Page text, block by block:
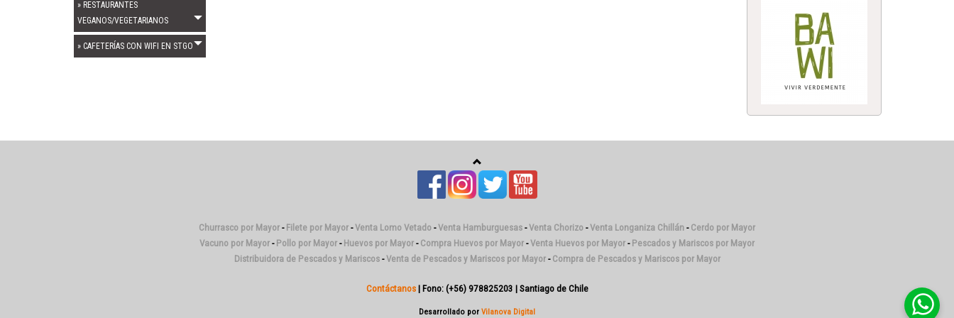
» RESTAURANTES
VEGANOS/VEGETARIANOS
» CAFETERÍAS CON WIFI EN STGO
Churrasco por Mayor - Filete por Mayor -Venta Lomo Vetado -Venta Hamburguesas -Venta Chorizo -Venta Longaniza Chillán - Cerdo por Mayor
Vacuno por Mayor - Pollo por Mayor - Huevos por Mayor - Compra Huevos por Mayor -Venta Huevos por Mayor - Pescados y Mariscos por Mayor
Distribuidora de Pescados y Mariscos-Venta de Pescados y Mariscos por Mayor- Compra de Pescados y Mariscos por Mayor
Contáctanos| Fono: (+56) 978825203 | Santiago de Chile
Desarrollado por Vilanova Digital